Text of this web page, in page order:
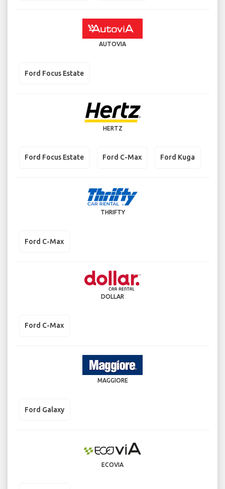
AUTOVIA
Ford Focus Estate
HERTZ
Ford Focus Estate Ford C-Max Ford Kuga
THRIFTY
Ford C-Max
DOLLAR
Ford C-Max
MAGGIORE
Ford Galaxy
ECOVIA